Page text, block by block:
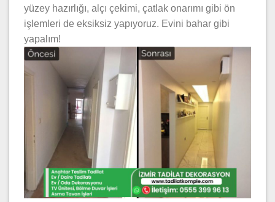
yüzey hazırlığı, alçı çekimi, çatlak onarımı gibi ön
işlemleri de eksiksiz yapıyoruz. Evini bahar gibi
yapalım!